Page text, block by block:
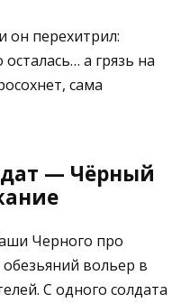
он перехитрил:
а грязь на
сама
— Чёрный
Черного про
вольер в
С одного солдата